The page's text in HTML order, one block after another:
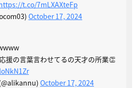
t.co/7mLXAXteFp
October 17, 2024
援の言葉言わせてるの天才の所業👏
October 17, 2024